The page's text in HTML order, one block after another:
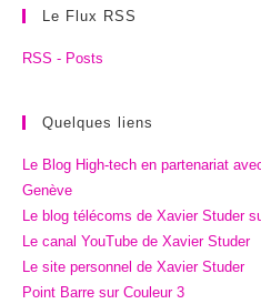
Le Flux RSS
RSS - Posts
Quelques liens
Le Blog High-tech en partenariat
Genève
Le blog télécoms de Xavier Studer
Le canal YouTube de Xavier Studer
Le site personnel de Xavier Studer
Point Barre sur Couleur 3